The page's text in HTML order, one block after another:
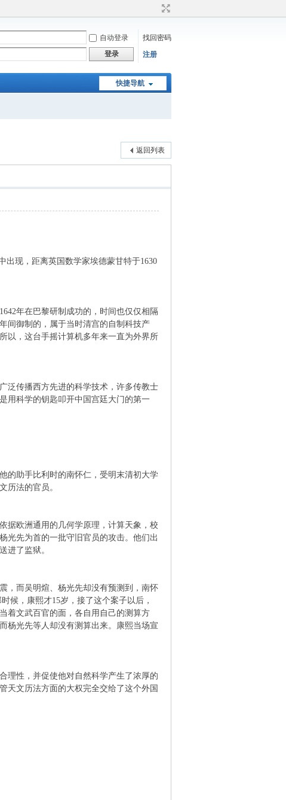
自动登录
找回密码
登录 注册
快捷导航
返回列表
现，距离英国数学家埃德蒙甘特于1630
年在巴黎研制成功的，时间也仅仅相隔
间御制的，属于当时清宫的自制科技产
以，这台手摇计算机多年来一直为外界所
传播西方先进的科学技术，许多传教士
用科学的钥匙叩开中国宫廷大门的第一
助手比利时的南怀仁，受明末清初大学
历法的官员。
欧洲通用的几何学原理，计算天象，校
光先为首的一批守旧官员的攻击。他们出
进了监狱。
而吴明煊、杨光先却没有预测到，南怀
候，康熙才15岁，接了这个案子以后，
着文武百官的面，各自用自己的测算方
杨光先等人却没有测算出来。康熙当场宣
性，并促使他对自然科学产生了浓厚的
天文历法方面的大权完全交给了这个外国